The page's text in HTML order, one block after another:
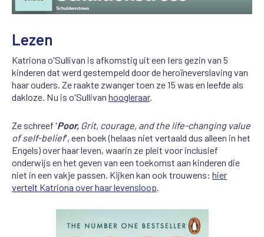
Lezen
Katriona o'Sullivan is afkomstig uit een Iers gezin van 5
kinderen dat werd gestempeld door de heroïneverslaving van
haar ouders. Ze raakte zwanger toen ze 15 was en leefde als
dakloze. Nu is o'Sullivan hoogleraar.
Ze schreef 'Poor, Grit, courage, and the life-changing value
of self-belief', een boek (helaas niet vertaald dus alleen in het
Engels) over haar leven, waarin ze pleit voor inclusief
onderwijs en het geven van een toekomst aan kinderen die
niet in een vakje passen. Kijken kan ook trouwens: hier
vertelt Katriona over haar levensloop